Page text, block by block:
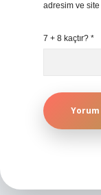
adresim ve site
7 + 8 kaçtır? *